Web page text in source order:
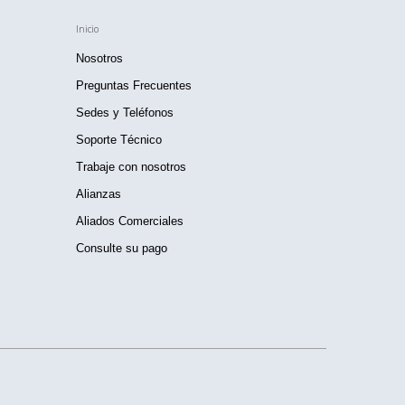
Inicio
Nosotros
Preguntas Frecuentes
Sedes y Teléfonos
Soporte Técnico
Trabaje con nosotros
Alianzas
Aliados Comerciales
Consulte su pago